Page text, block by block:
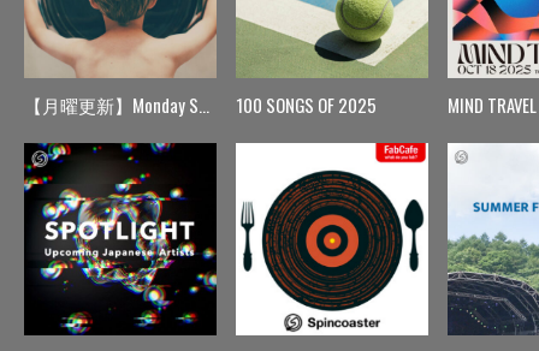
【月曜更新】Monday Spin 100 SONGS OF 2025 MIND TRAVEL